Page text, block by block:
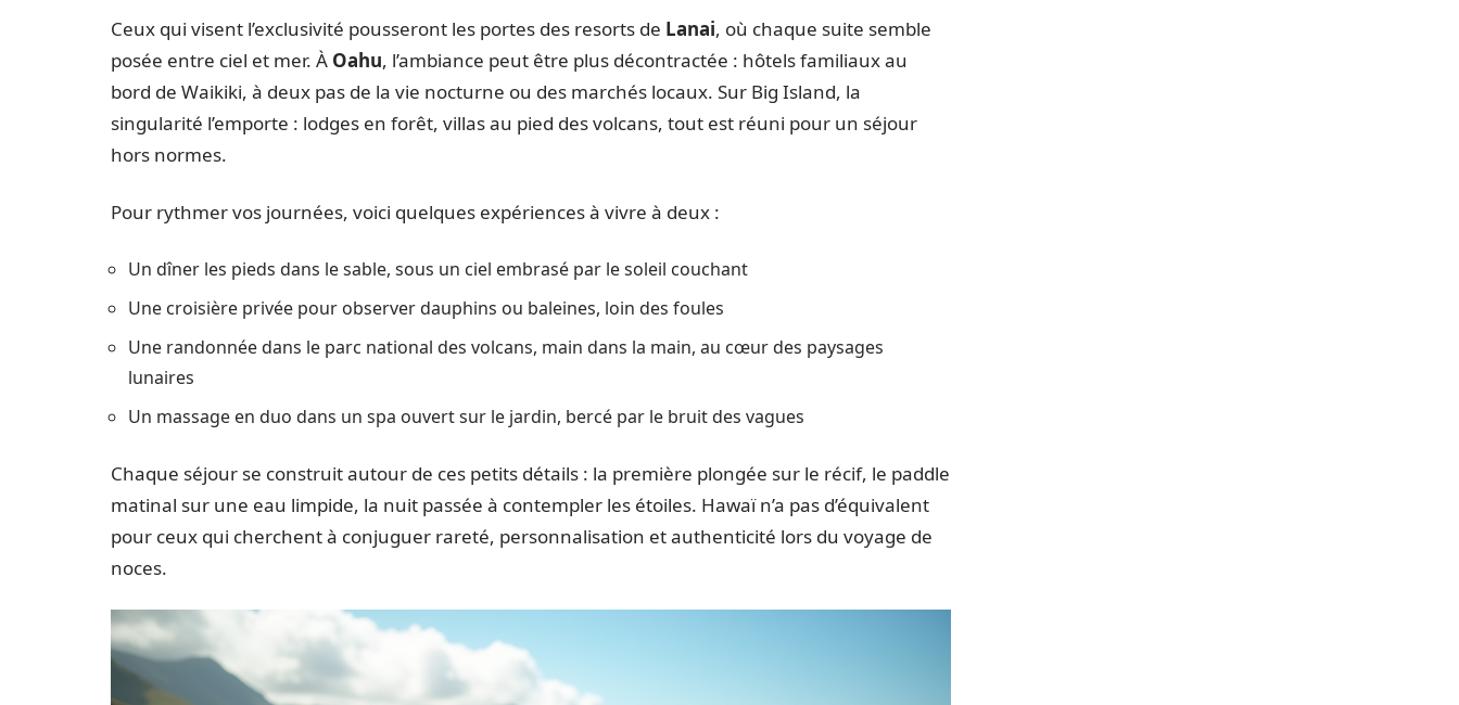
Ceux qui visent l’exclusivité pousseront les portes des resorts de Lanai, où chaque suite semble
posée entre ciel et mer. À Oahu, l’ambiance peut être plus décontractée : hôtels familiaux au
bord de Waikiki, à deux pas de la vie nocturne ou des marchés locaux. Sur Big Island, la
singularité l’emporte : lodges en forêt, villas au pied des volcans, tout est réuni pour un séjour
hors normes.
Pour rythmer vos journées, voici quelques expériences à vivre à deux :
Un dîner les pieds dans le sable, sous un ciel embrasé par le soleil couchant
Une croisière privée pour observer dauphins ou baleines, loin des foules
Une randonnée dans le parc national des volcans, main dans la main, au cœur des paysages
lunaires
Un massage en duo dans un spa ouvert sur le jardin, bercé par le bruit des vagues
Chaque séjour se construit autour de ces petits détails : la première plongée sur le récif, le paddle
matinal sur une eau limpide, la nuit passée à contempler les étoiles. Hawaï n’a pas d’équivalent
pour ceux qui cherchent à conjuguer rareté, personnalisation et authenticité lors du voyage de
noces.